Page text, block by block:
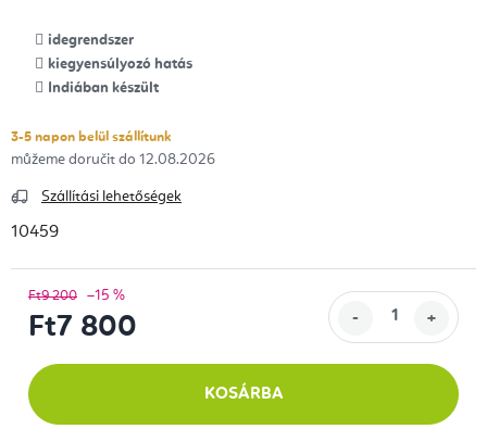
idegrendszer
kiegyensúlyozó hatás
Indiában készült
3-5 napon belül szállítunk
12.08.2026
Szállítási lehetőségek
10459
Ft9 200 –15 %
Ft7 800
KOSÁRBA